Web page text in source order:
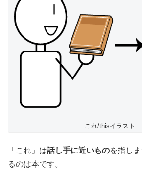
これ/thisイラスト
「これ」は話し手に近いものを指し
るのは本です。